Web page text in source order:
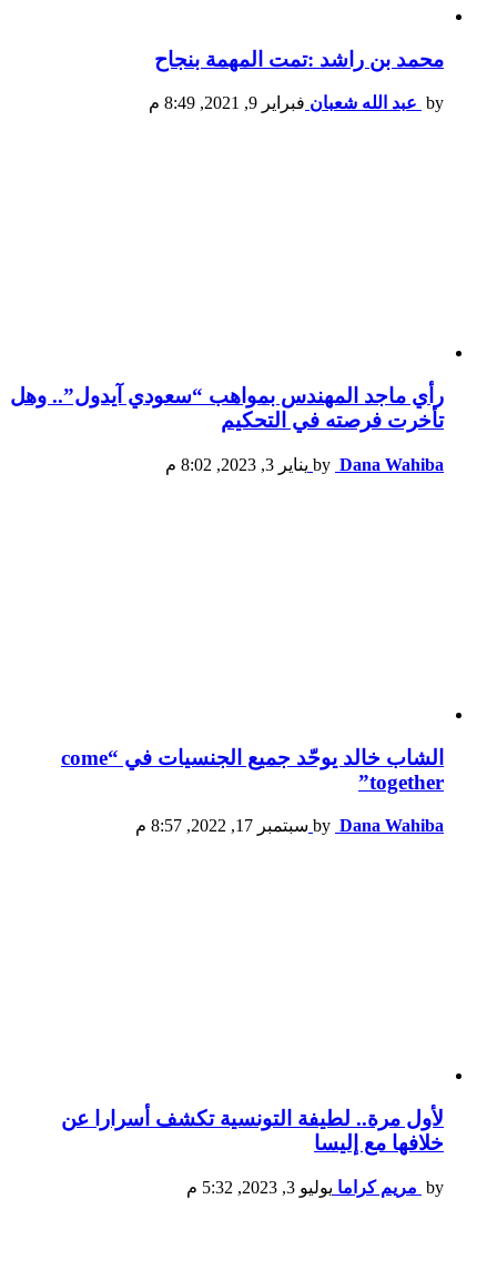
محمد بن راشد :تمت المهمة بنجاح
by عبد الله شعبان فبراير 9, 2021, 8:49 م
رأي ماجد المهندس بمواهب “سعودي آيدول”.. وهل
تأخرت فرصته في التحكيم
by Dana Wahiba يناير 3, 2023, 8:02 م
الشاب خالد يوحّد جميع الجنسيات في “come
together”
by Dana Wahiba سبتمبر 17, 2022, 8:57 م
لأول مرة.. لطيفة التونسية تكشف أسرارا عن
خلافها مع إليسا
by مريم كراما يوليو 3, 2023, 5:32 م